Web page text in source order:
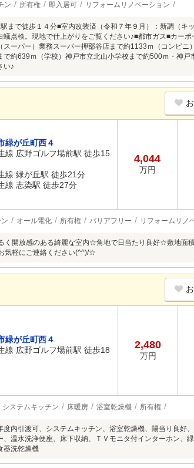
ン 所有権 即入居可 リフォームリノベーション
まで徒歩１４分■室内改装済（令和７年９月）：新調（キ
蟻点検。現地で仕上がりをご覧ください♪■都市ガス■カー
スーパー）業務スーパー押部谷店まで約1133ｍ（コンビ
で約639ｍ（学校）神戸市立北山小学校まで約500ｍ・神
い♪
緑が丘町西４
線 広野ゴルフ場前駅 徒歩15
線 緑が丘駅 徒歩21分
線 志染駅 徒歩27分
4,044
万円
オール電化 所有権 バリアフリー リフォームリノ
開放感のある綺麗な室内☆角地で日当たり良好☆敷地面
気軽にご連絡ください(^^)/☆
緑が丘町西４
線 広野ゴルフ場前駅 徒歩18
2,480
万円
システムキッチン 床暖房 浴室乾燥機 所有権
度内引渡可、システムキッチン、浴室乾燥機、陽当り良好
、温水洗浄便座、床下収納、ＴＶモニタ付インターホン、
器洗乾燥機